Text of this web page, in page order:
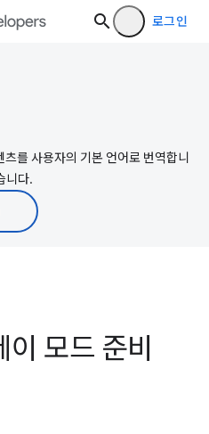
로그인
를 사용자의 기본 언어로 번역합니
니다.
모드 준비